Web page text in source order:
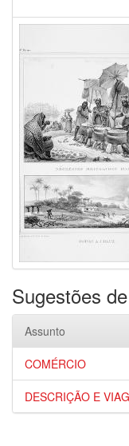
Sugestões
Assunto
COMÉRCIO
DESCRIÇÃO E